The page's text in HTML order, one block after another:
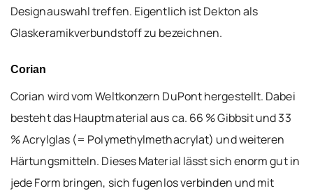
Designauswahl treffen. Eigentlich ist Dekton als
Glaskeramikverbundstoff zu bezeichnen.
Corian
Corian wird vom Weltkonzern DuPont hergestellt. Dabei
besteht das Hauptmaterial aus ca. 66 % Gibbsit und 33
% Acrylglas (= Polymethylmethacrylat) und weiteren
Härtungsmitteln. Dieses Material lässt sich enorm gut in
jede Form bringen, sich fugenlos verbinden und mit